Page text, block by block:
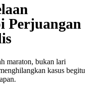
Perjuangan
maraton, bukan lari
kasus begitu